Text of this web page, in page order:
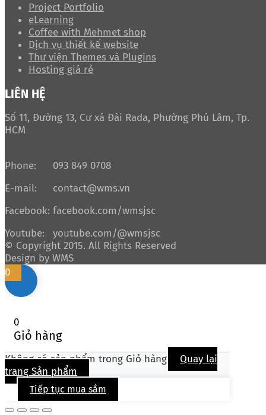
Project Portfolio
eLearning
Coffee with Mehmet shop
Dịch vụ thiết kế website
Thư viện Themes và Plugins
Hosting giá rẻ
LIÊN HỆ
Số 11, Đường 13, Cư xá Đài Rada, Phường Phú Lâm, Tp.
HCM
Phone:
093 849 0708
E-mail:
contact@wms.vn
Facebook: facebook.com/wmsjsc
Youtube:
youtube.com/@wmsjsc
© Copyright 2015. All Rights Reserved
Design by WMS
0
0
Giỏ hàng
Không có sản phẩm trong Giỏ hàng
Quay lại
trang Sản phẩm
Tiếp tục mua sắm